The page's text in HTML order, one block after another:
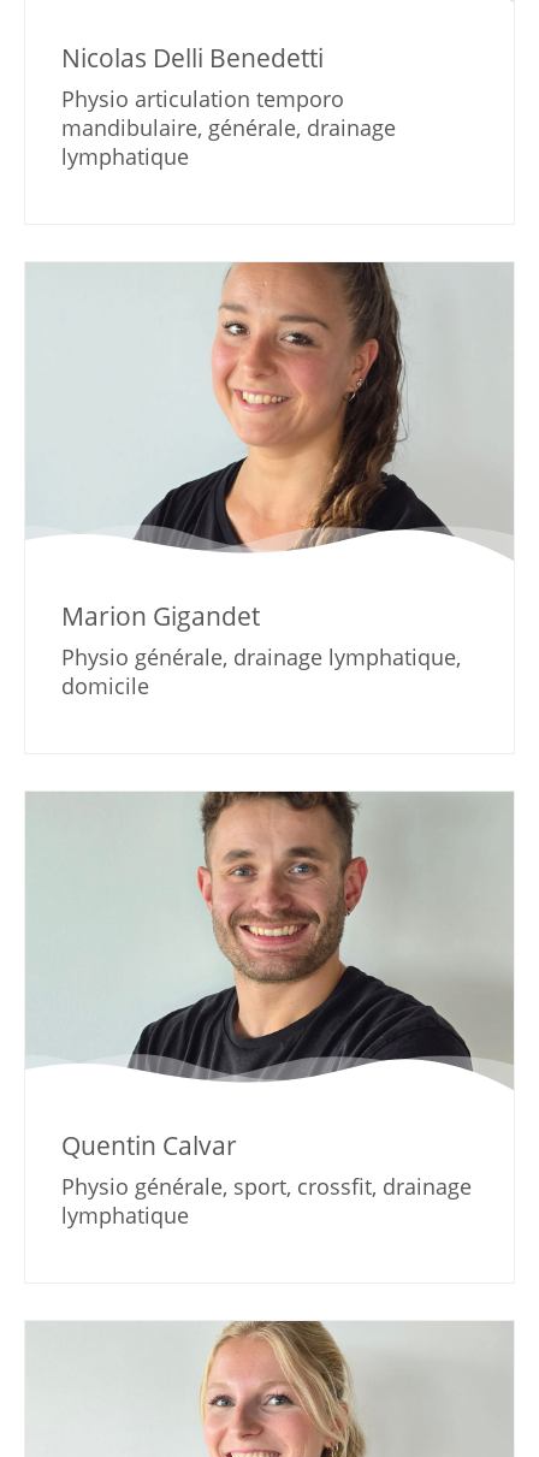
Nicolas Delli Benedetti
Physio articulation temporo
mandibulaire, générale, drainage
lymphatique
Marion Gigandet
Physio générale, drainage lymphatique,
domicile
Quentin Calvar
Physio générale, sport, crossfit, drainage
lymphatique